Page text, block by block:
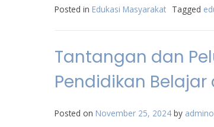
Posted in Edukasi Masyarakat Tagged
Tantangan dan
Pendidikan
Posted on November 25, 2024 by